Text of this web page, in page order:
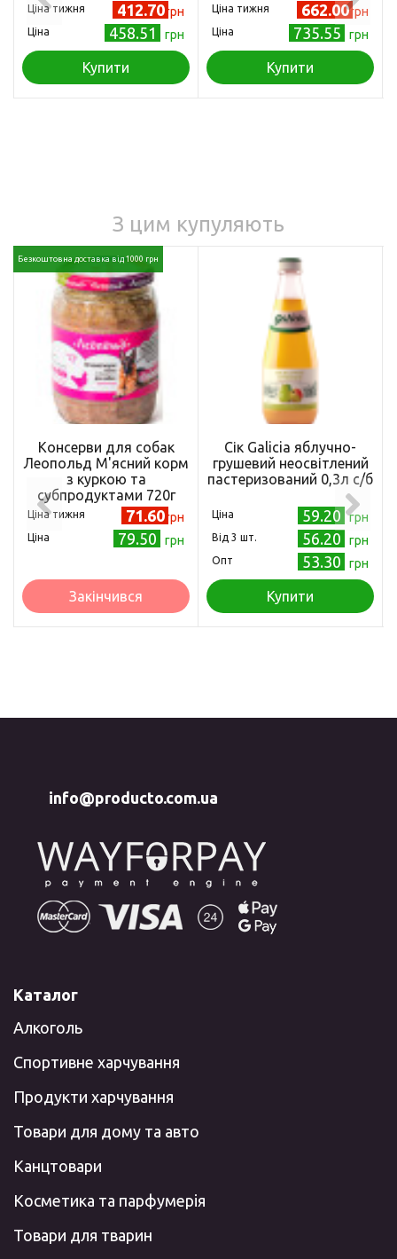
Ціна тижня 412.70 грн
Ціна 458.51 грн
Купити
декоративних кроликів
2 кг (PP00100)
Ціна тижня 662.00грн
Ціна 735.55 грн
Купити
З цим купуляють
Безкоштовна доставка від 1000 грн
Консерви для собак
Леопольд М'ясний корм
з куркою та
субпродуктами 720г
(4820185491600)
Ціна тижня 71.60 грн
Ціна 79.50 грн
Закінчився
Сік Galicia яблучно-
грушевий неосвітлений
пастеризований 0,3л с/б
Ціна 59.20 грн
Від 3 шт. 56.20 грн
Опт 53.30 грн
Купити
info@producto.com.ua
Каталог
Алкоголь
Спортивне харчування
Продукти харчування
Товари для дому та авто
Канцтовари
Косметика та парфумерія
Товари для тварин